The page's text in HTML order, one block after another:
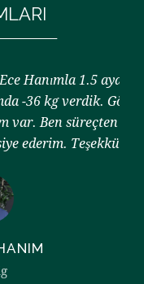
1.5 aydır
kg verdik. Gözle
süreçten çok
Teşekkürler.